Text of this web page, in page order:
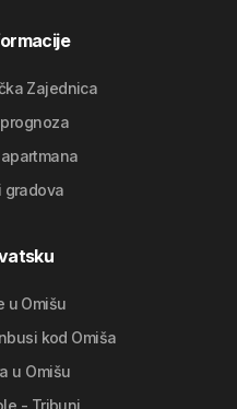
Zajednica
gradova
u Omišu
kod Omiša
u Omišu